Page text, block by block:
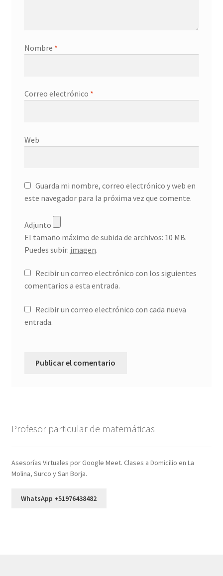
Nombre *
Correo electrónico *
Web
Guarda mi nombre, correo electrónico y web en
este navegador para la próxima vez que comente.
Adjunto
El tamaño máximo de subida de archivos: 10 MB.
Puedes subir: imagen.
Recibir un correo electrónico con los siguientes
comentarios a esta entrada.
Recibir un correo electrónico con cada nueva
entrada.
Profesor particular de matemáticas
Asesorías Virtuales por Google Meet. Clases a Domicilio en La
Molina, Surco y San Borja.
WhatsApp +51976438482